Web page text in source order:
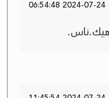
2024-07-24 06:54:48